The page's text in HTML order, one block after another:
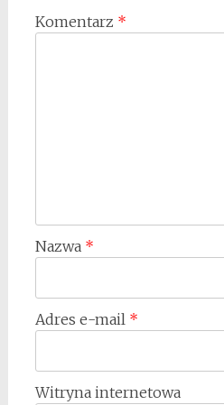
Komentarz *
Nazwa *
Adres e-mail *
Witryna internetowa